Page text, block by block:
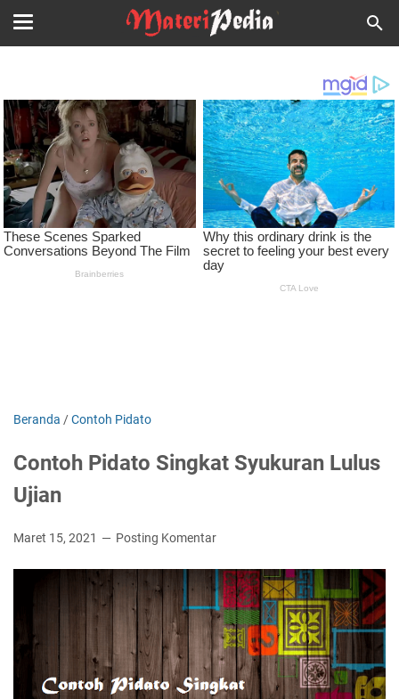
Beranda /Contoh Pidato
Contoh Pidato Singkat Syukuran Lulus
Ujian
Maret 15, 2021 Posting Komentar